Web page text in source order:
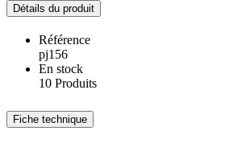
Détails du produit
Référence
pj156
En stock
10 Produits
Fiche technique